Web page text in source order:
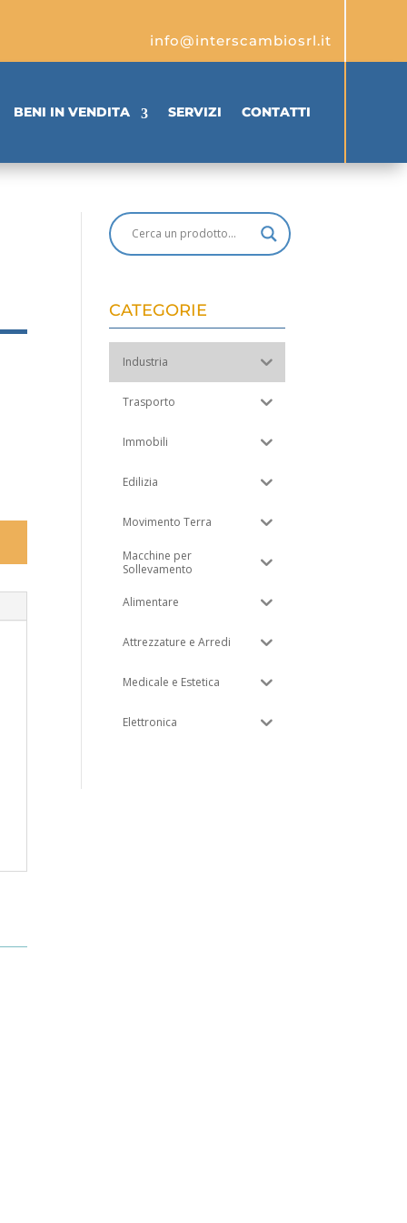
info@interscambiosrl.it
BENI IN VENDITA SERVIZI CONTATTI
CATEGORIE
Industria
Trasporto
Immobili
Edilizia
Movimento Terra
Macchine per
Sollevamento
Alimentare
Attrezzature e Arredi
Medicale e Estetica
Elettronica